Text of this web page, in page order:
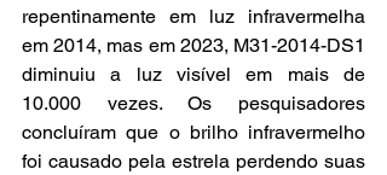
repentinamente em luz infravermelha
em 2014, mas em 2023, M31-2014-DS1
diminuiu a luz visível em mais de
10.000 vezes. Os pesquisadores
concluíram que o brilho infravermelho
foi causado pela estrela perdendo suas